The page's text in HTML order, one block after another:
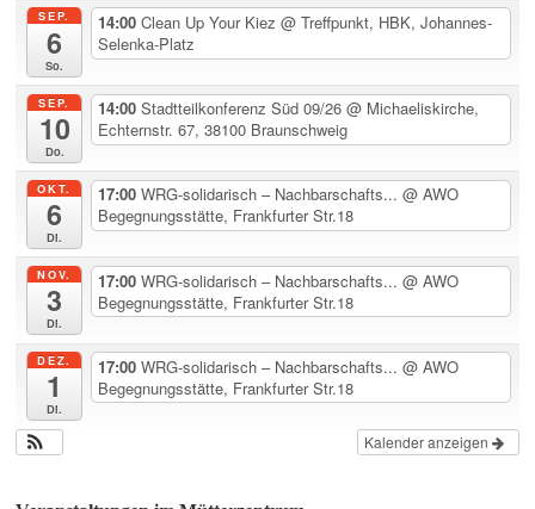
SEP.
6
So.
14:00Clean Up Your Kiez@ Treffpunkt, HBK, Johannes-
Selenka-Platz
SEP.
10
Do.
14:00Stadtteilkonferenz Süd 09/26@ Michaeliskirche,
Echternstr. 67, 38100 Braunschweig
OKT.
6
Di.
17:00WRG-solidarisch – Nachbarschafts...@ AWO
Begegnungsstätte, Frankfurter Str.18
NOV.
3
Di.
17:00WRG-solidarisch – Nachbarschafts...@ AWO
Begegnungsstätte, Frankfurter Str.18
DEZ.
1
Di.
17:00WRG-solidarisch – Nachbarschafts...@ AWO
Begegnungsstätte, Frankfurter Str.18
Kalender anzeigen